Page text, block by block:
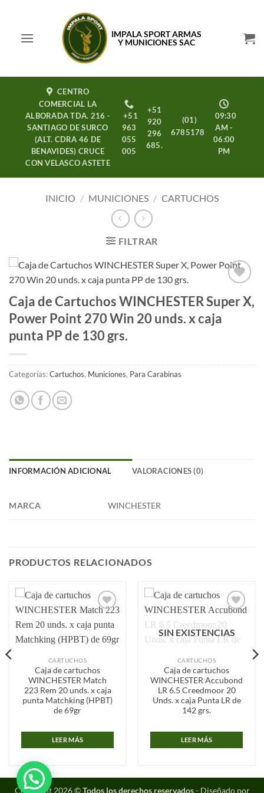
contenido
IMPALA SPORT ARMAS
Y MUNICIONES SAC
CENTRO
COMERCIAL LA
ALBORADA TDA. 216 -
SANTIAGO DE SURCO
(ALT. CDRA 46 DE
BENAVIDES) CRUCE
CON VELASCO ASTETE
09:30
AM -
06:00
PM
+51
963
055
005
+51
920
296
685.
(01)
6785178
INICIO / MUNICIONES / CARTUCHOS
FILTRAR
Añadir
a la
Caja de Cartuchos WINCHESTER Super X,
Power Point 270 Win 20 unds. x caja
punta PP de 130 grs.
Categorías:Cartuchos, Municiones, Para Carabinas
INFORMACIÓN ADICIONAL VALORACIONES (0)
MARCA WINCHESTER
PRODUCTOS RELACIONADOS
a la
deseos
CARTUCHOS
Caja de cartuchos
WINCHESTER Match
223 Rem 20 unds. x caja
punta Matchking (HPBT)
de 69gr
LEER MÁS
lista de
deseos
SIN EXISTENCIAS
CARTUCHOS
Caja de cartuchos
WINCHESTER Accubond
LR 6.5 Creedmoor 20
Unds. x caja Punta LR de
142 grs.
LEER MÁS
Copyright 2026 ©Todos los derechos reservados- Diseñado por